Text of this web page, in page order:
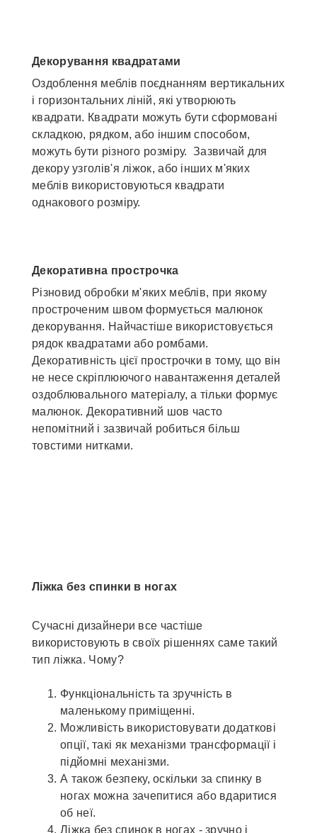
Декорування квадратами
Оздоблення меблів поєднанням вертикальних
і горизонтальних ліній, які утворюють
квадрати. Квадрати можуть бути сформовані
складкою, рядком, або іншим способом,
можуть бути різного розміру. Зазвичай для
декору узголів'я ліжок, або інших м'яких
меблів використовуються квадрати
однакового розміру.
Декоративна прострочка
Різновид обробки м'яких меблів, при якому
простроченим швом формується малюнок
декорування. Найчастіше використовується
рядок квадратами або ромбами.
Декоративність цієї прострочки в тому, що він
не несе скріплюючого навантаження деталей
оздоблювального матеріалу, а тільки формує
малюнок. Декоративний шов часто
непомітний і зазвичай робиться більш
товстими нитками.
Ліжка без спинки в ногах
Сучасні дизайнери все частіше
використовують в своїх рішеннях саме такий
тип ліжка. Чому?
Функціональність та зручність в
маленькому приміщенні.
Можливість використовувати додаткові
опції, такі як механізми трансформації і
підйомні механізми.
А також безпеку, оскільки за спинку в
ногах можна зачепитися або вдаритися
об неї.
Ліжка без спинок в ногах - зручно і